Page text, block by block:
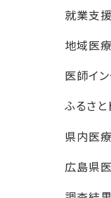
就業支援
地域医
医師イ
ふるさ
県内医
広島県